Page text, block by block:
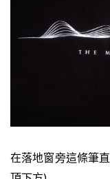
在落地窗旁這條筆